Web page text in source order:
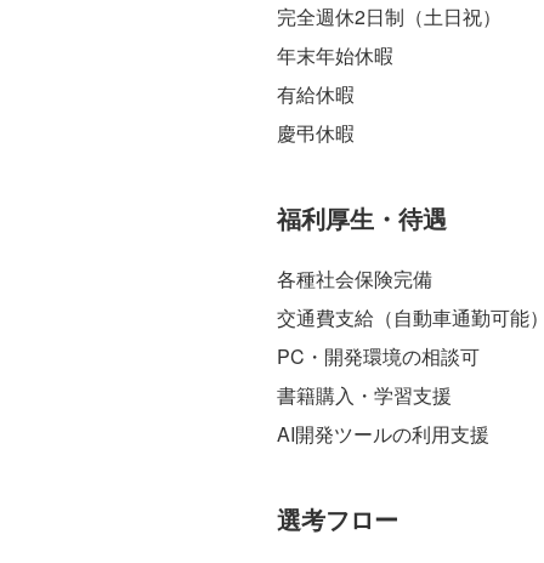
完全週休2日制（土日祝）
年末年始休暇
有給休暇
慶弔休暇
福利厚生・待遇
各種社会保険完備
交通費支給（自動車通勤可能
PC・開発環境の相談可
書籍購入・学習支援
AI開発ツールの利用支援
選考フロー